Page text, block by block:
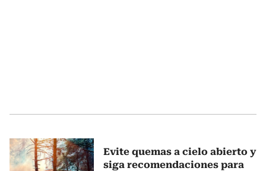
Evite quemas a cielo abierto y
siga recomendaciones para